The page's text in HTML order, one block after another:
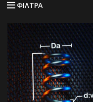
ΦΙΛΤΡΑ